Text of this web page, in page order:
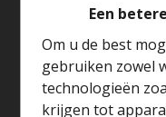
Een
Om u de best
gebruiken zowel
technologieën
krijgen tot